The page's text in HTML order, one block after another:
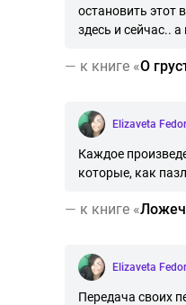
остановить этот
здесь и сейчас..
— к книге «О
Elizaveta
Каждое
которые, как
— к книге «
Elizaveta
Передача своих